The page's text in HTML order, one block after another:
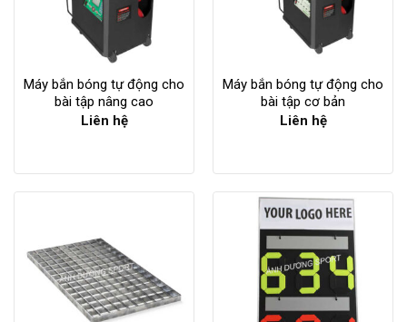
Máy bắn bóng tự động cho
bài tập nâng cao
Liên hệ
Máy bắn bóng tự động cho
bài tập cơ bản
Liên hệ